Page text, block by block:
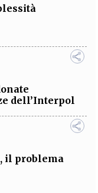
dell’Interpol
il problema